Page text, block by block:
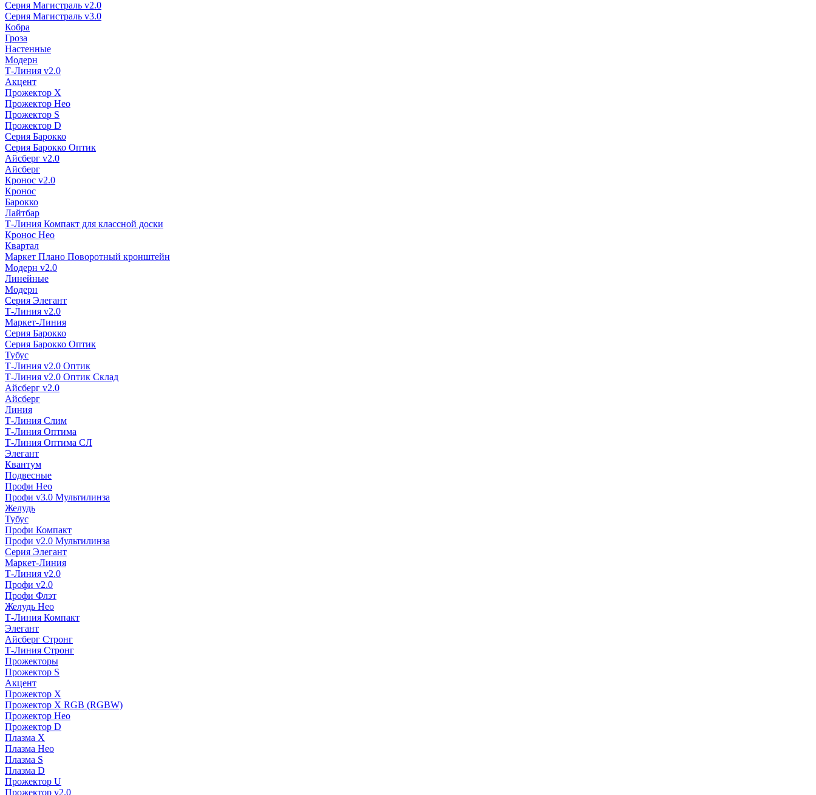
Серия Магистраль v2.0
Серия Магистраль v3.0
Кобра
Гроза
Настенные
Модерн
Т-Линия v2.0
Акцент
Прожектор X
Прожектор Нео
Прожектор S
Прожектор D
Серия Барокко
Серия Барокко Оптик
Айсберг v2.0
Айсберг
Кронос v2.0
Кронос
Барокко
Лайтбар
Т-Линия Компакт для классной доски
Кронос Нео
Квартал
Маркет Плано Поворотный кронштейн
Модерн v2.0
Линейные
Модерн
Серия Элегант
Т-Линия v2.0
Маркет-Линия
Серия Барокко
Серия Барокко Оптик
Тубус
Т-Линия v2.0 Оптик
Т-Линия v2.0 Оптик Склад
Айсберг v2.0
Айсберг
Линия
Т-Линия Слим
Т-Линия Оптима
Т-Линия Оптима СЛ
Элегант
Квантум
Подвесные
Профи Нео
Профи v3.0 Мультилинза
Желудь
Тубус
Профи Компакт
Профи v2.0 Мультилинза
Серия Элегант
Маркет-Линия
Т-Линия v2.0
Профи v2.0
Профи Флэт
Желудь Нео
Т-Линия Компакт
Элегант
Айсберг Стронг
Т-Линия Стронг
Прожекторы
Прожектор S
Акцент
Прожектор X
Прожектор Х RGB (RGBW)
Прожектор Нео
Прожектор D
Плазма X
Плазма Нео
Плазма S
Плазма D
Прожектор U
Прожектор v2.0